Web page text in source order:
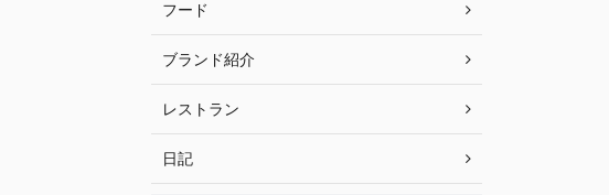
フード
ブランド紹介
レストラン
日記